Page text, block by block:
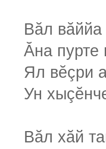
Вăл вăййа
Ăна пурте
Ял вĕçри
Ун
Вăл хăй